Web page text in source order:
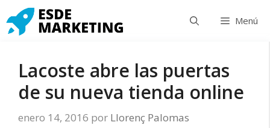
Saltar
al
contenido
Menú
Lacoste abre las puertas
de su nueva tienda online
enero 14, 2016 por Llorenç Palomas